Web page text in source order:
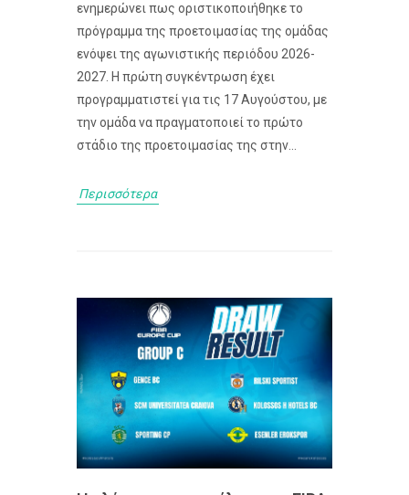
ενημερώνει πως οριστικοποιήθηκε το
πρόγραμμα της προετοιμασίας της ομάδας
ενόψει της αγωνιστικής περιόδου 2026-
2027. Η πρώτη συγκέντρωση έχει
προγραμματιστεί για τις 17 Αυγούστου, με
την ομάδα να πραγματοποιεί το πρώτο
στάδιο της προετοιμασίας της στην...
Περισσότερα